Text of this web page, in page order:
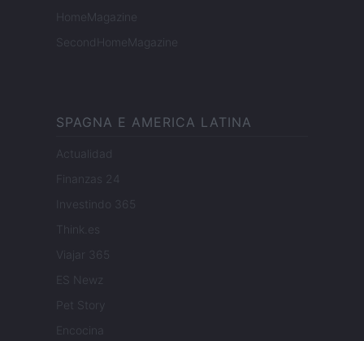
HomeMagazine
SecondHomeMagazine
SPAGNA E AMERICA LATINA
Actualidad
Finanzas 24
Investindo 365
Think.es
Viajar 365
ES Newz
Pet Story
Encocina